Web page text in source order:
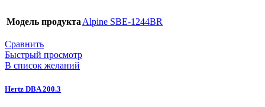
Модель продукта Alpine SBE-1244BR
Сравнить
Быстрый просмотр
В список желаний
Hertz DBA 200.3